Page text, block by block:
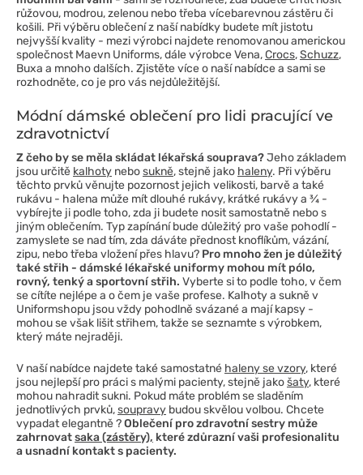
růžovou, modrou, zelenou nebo třeba vícebarevnou zástěru či
košili. Při výběru oblečení z naší nabídky budete mít jistotu
nejvyšší kvality - mezi výrobci najdete renomovanou americkou
společnost Maevn Uniforms, dále výrobce Vena,Crocs,Schuzz,
Buxa a mnoho dalších. Zjistěte více o naší nabídce a sami se
rozhodněte, co je pro vás nejdůležitější.
Módní dámské oblečení pro lidi pracující ve
zdravotnictví
Z čeho by se měla skládat lékařská souprava?Jeho základem
jsou určitě kalhoty nebosukně, stejně jako haleny. Při výběru
těchto prvků věnujte pozornost jejich velikosti, barvě a také
rukávu - halena může mít dlouhé rukávy, krátké rukávy a ¾ -
vybírejte ji podle toho, zda ji budete nosit samostatně nebo s
jiným oblečením. Typ zapínání bude důležitý pro vaše pohodlí -
zamyslete se nad tím, zda dáváte přednost knoflíkům, vázání,
zipu, nebo třeba vložení přes hlavu? Pro mnoho žen je důležitý
také střih - dámské lékařské uniformy mohou mít pólo,
rovný, tenký a sportovní střih. Vyberte si to podle toho, v čem
se cítíte nejlépe a o čem je vaše profese. Kalhoty a sukně v
Uniformshopu jsou vždy pohodlně svázané a mají kapsy -
mohou se však lišit střihem, takže se seznamte s výrobkem,
který máte nejraději.
V naší nabídce najdete také samostatné haleny se vzory, které
jsou nejlepší pro práci s malými pacienty, stejně jakošaty, které
mohou nahradit sukni. Pokud máte problém se sladěním
jednotlivých prvků,soupravy budou skvělou volbou. Chcete
vypadat elegantně ?Oblečení pro zdravotní sestry může
zahrnovatsaka (zástěry), které zdůrazní vaši profesionalitu
a usnadní kontakt s pacienty.